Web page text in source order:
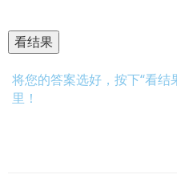
将您的答案选好，按下“看
里！